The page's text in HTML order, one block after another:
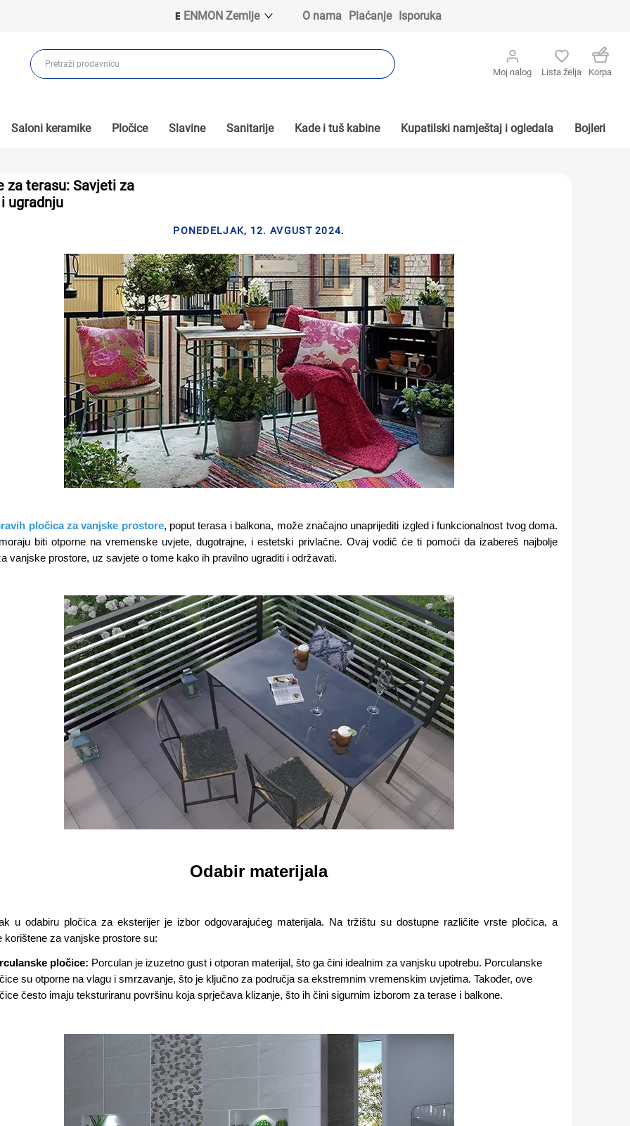
ENMON Zemlje
ENMON BIH
ENMON MKD
O nama Plaćanje Isporuka
Moj nalog Lista želja Korpa
Saloni keramike Pločice Slavine Sanitarije Kade i tuš kabine Kupatilski namještaj i ogledala Bojleri
za terasu: Savjeti za
ugradnju
PONEDELJAK, 12. AVGUST 2024.
pločica za vanjske prostore, poput terasa i balkona, može značajno unaprijediti izgled i funkcionalnost tvog doma.
biti otporne na vremenske uvjete, dugotrajne, i estetski privlačne. Ovaj vodič će ti pomoći da izabereš najbolje
vanjske prostore, uz savjete o tome kako ih pravilno ugraditi i održavati.
Odabir materijala
u odabiru pločica za eksterijer je izbor odgovarajućeg materijala. Na tržištu su dostupne različite vrste pločica, a
korištene za vanjske prostore su:
pločice: Porculan je izuzetno gust i otporan materijal, što ga čini idealnim za vanjsku upotrebu. Porculanske
su otporne na vlagu i smrzavanje, što je ključno za područja sa ekstremnim vremenskim uvjetima. Također, ove
često imaju teksturiranu površinu koja sprječava klizanje, što ih čini sigurnim izborom za terase i balkone​.